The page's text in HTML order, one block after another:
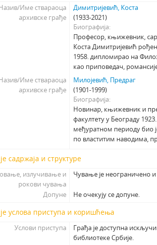
Име ствараоца
архивске грађе
Димитријевић, Коста
(1933-2021)
Биографија
Професор, књижевник,
Коста Димитријевић
1958. дипломирао на
као приповедач,
Име ствараоца
архивске грађе
Милојевић, Предраг
(1901-1999)
Биографија
Новинар, књижевник и
факултету у Београду
међуратном периоду био
по властитим наводима,
садржаја и структуре
излучивање и
рокови чувања
Чување је неограничено
Допуне Не очекују се допуне.
услова приступа и коришћења
Услови приступа
Грађа је доступна
библиотеке Србије.